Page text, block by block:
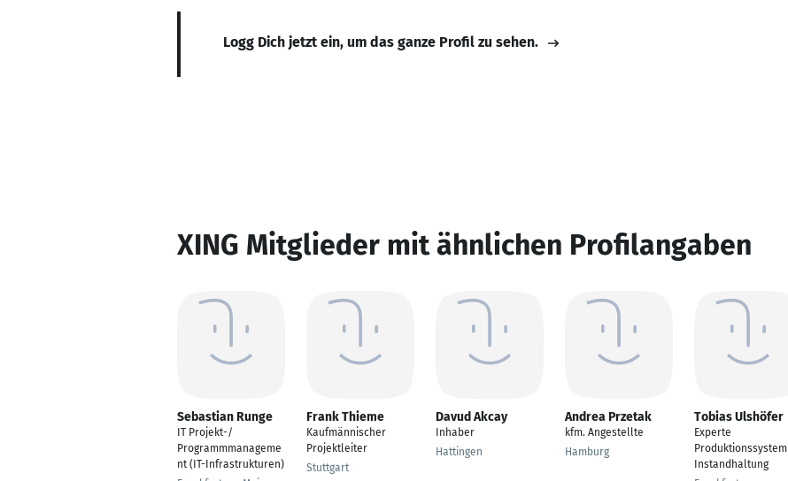
Logg Dich jetzt ein, um das ganze Profil zu sehen.
XING Mitglieder mit ähnlichen Profilangaben
Sebastian Runge
IT Projekt-/
Programmmanageme
nt (IT-Infrastrukturen)
Frank Thieme
Kaufmännischer
Projektleiter
Stuttgart
Davud Akcay
Inhaber
Hattingen
Andrea Przetak
kfm. Angestellte
Hamburg
Tobias Ulshöfer
Experte
Produktionssystem
Instandhaltung